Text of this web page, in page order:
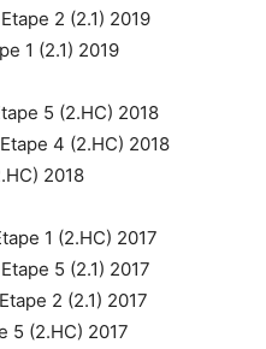
2 (2.1) 2019
1 (2.1) 2019
5 (2.HC) 2018
4 (2.HC) 2018
2018
1 (2.HC) 2017
5 (2.1) 2017
2 (2.1) 2017
5 (2.HC) 2017